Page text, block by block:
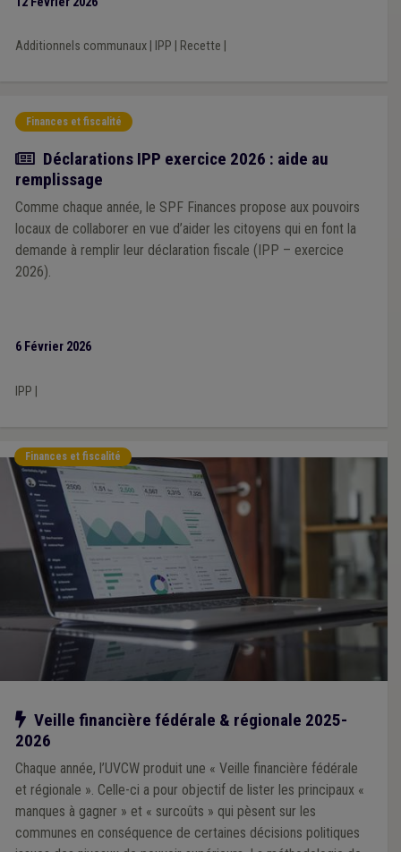
Additionnels communaux| IPP Recette
Finances et fiscalité
Actualité
Déclarations IPP exercice 2026 : aide au
remplissage
Comme chaque année, le SPF Finances propose aux pouvoirs
locaux de collaborer en vue d’aider les citoyens qui en font la
demande à remplir leur déclaration fiscale (IPP – exercice
2026).
6 Février 2026
IPP
Finances et fiscalité
Notre action
Veille financière fédérale & régionale 2025-
2026
Chaque année, l’UVCW produit une « Veille financière fédérale
et régionale ». Celle-ci a pour objectif de lister les principaux «
manques à gagner » et « surcoûts » qui pèsent sur les
communes en conséquence de certaines décisions politiques